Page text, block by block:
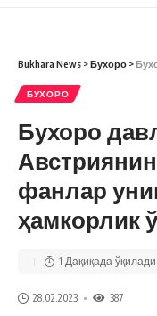
Bukhara News >Бухоро >Бухоро
БУХОРО
Бухоро
фанлар
ҳамкорлик
28.02.2023 387
1 Дақиқада ўқилади